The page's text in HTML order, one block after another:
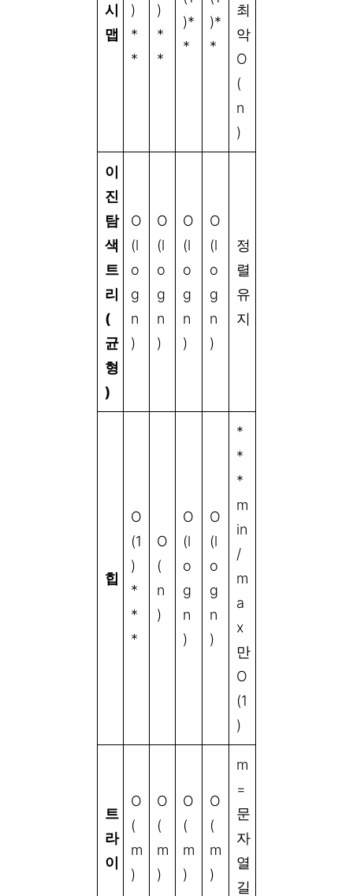
시
맵
)
*
*
)
*
*
)*
*
)*
*
최
악
O
(
n
)
이
진
탐
색
트
리
(
균
형
)
O
(l
o
g
n
)
O
(l
o
g
n
)
O
(l
o
g
n
)
O
(l
o
g
n
)
정
렬
유
지
힙
O
(1
)
*
*
*
O
(
n
)
O
(l
o
g
n
)
O
(l
o
g
n
)
*
*
*
m
in
/
m
a
x
만
O
(1
)
트
라
이
O
(
m
)
O
(
m
)
O
(
m
)
O
(
m
)
m
=
문
자
열
길